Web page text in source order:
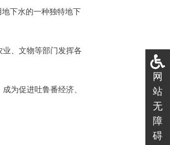
下水的一种独特地下
、文物等部门发挥各
为促进吐鲁番经济、
网
站
无
障
碍